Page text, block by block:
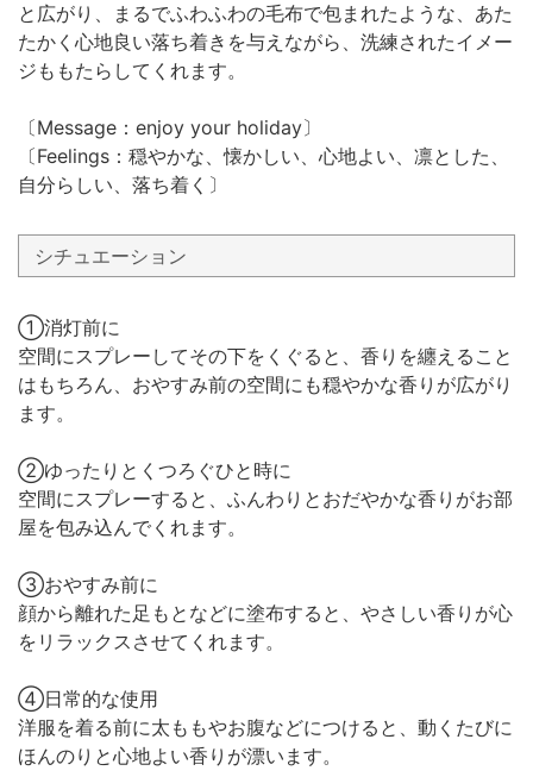
と広がり、まるでふわふわの毛布で包まれたような、あた
たかく心地良い落ち着きを与えながら、洗練されたイメー
ジももたらしてくれます。
〔Message：enjoy your holiday〕
〔Feelings：穏やかな、懐かしい、心地よい、凛とした、
自分らしい、落ち着く〕
シチュエーション
①消灯前に
空間にスプレーしてその下をくぐると、香りを纏えること
はもちろん、おやすみ前の空間にも穏やかな香りが広がり
ます。
②ゆったりとくつろぐひと時に
空間にスプレーすると、ふんわりとおだやかな香りがお部
屋を包み込んでくれます。
③おやすみ前に
顔から離れた足もとなどに塗布すると、やさしい香りが心
をリラックスさせてくれます。
④日常的な使用
洋服を着る前に太ももやお腹などにつけると、動くたびに
ほんのりと心地よい香りが漂います。